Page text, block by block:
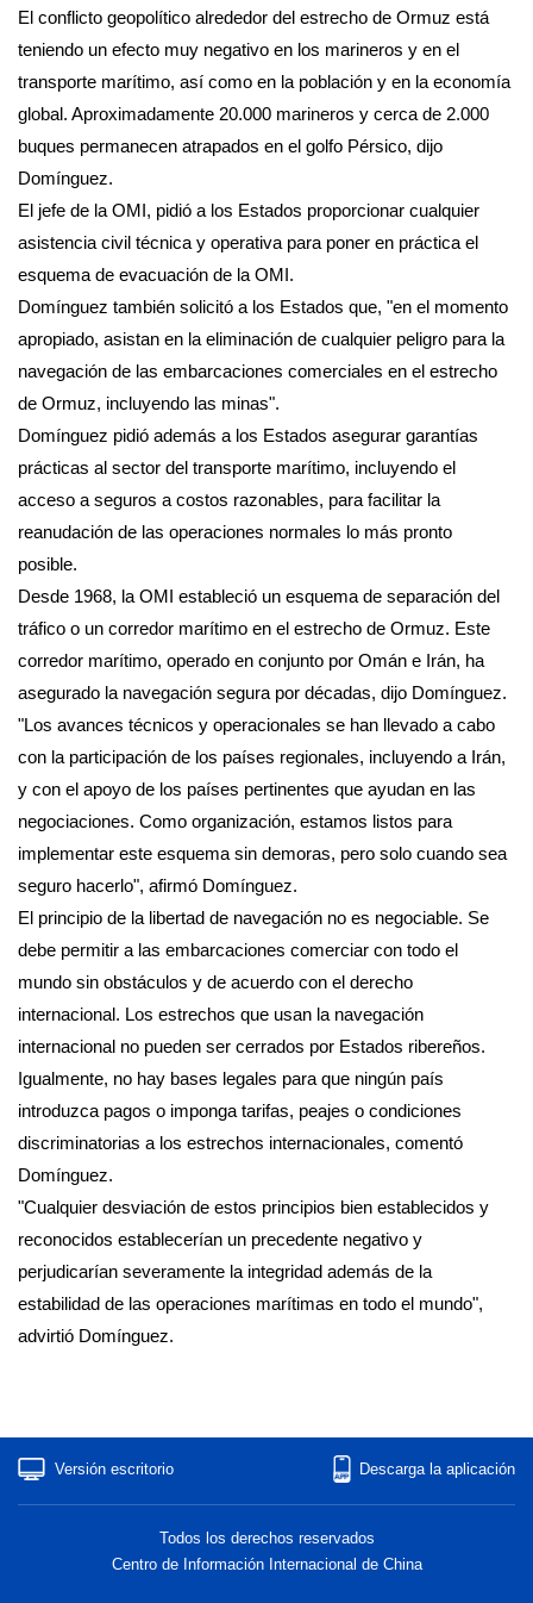
El conflicto geopolítico alrededor del estrecho de Ormuz está
teniendo un efecto muy negativo en los marineros y en el
transporte marítimo, así como en la población y en la economía
global. Aproximadamente 20.000 marineros y cerca de 2.000
buques permanecen atrapados en el golfo Pérsico, dijo
Domínguez.
El jefe de la OMI, pidió a los Estados proporcionar cualquier
asistencia civil técnica y operativa para poner en práctica el
esquema de evacuación de la OMI.
Domínguez también solicitó a los Estados que, "en el momento
apropiado, asistan en la eliminación de cualquier peligro para la
navegación de las embarcaciones comerciales en el estrecho
de Ormuz, incluyendo las minas".
Domínguez pidió además a los Estados asegurar garantías
prácticas al sector del transporte marítimo, incluyendo el
acceso a seguros a costos razonables, para facilitar la
reanudación de las operaciones normales lo más pronto
posible.
Desde 1968, la OMI estableció un esquema de separación del
tráfico o un corredor marítimo en el estrecho de Ormuz. Este
corredor marítimo, operado en conjunto por Omán e Irán, ha
asegurado la navegación segura por décadas, dijo Domínguez.
"Los avances técnicos y operacionales se han llevado a cabo
con la participación de los países regionales, incluyendo a Irán,
y con el apoyo de los países pertinentes que ayudan en las
negociaciones. Como organización, estamos listos para
implementar este esquema sin demoras, pero solo cuando sea
seguro hacerlo", afirmó Domínguez.
El principio de la libertad de navegación no es negociable. Se
debe permitir a las embarcaciones comerciar con todo el
mundo sin obstáculos y de acuerdo con el derecho
internacional. Los estrechos que usan la navegación
internacional no pueden ser cerrados por Estados ribereños.
Igualmente, no hay bases legales para que ningún país
introduzca pagos o imponga tarifas, peajes o condiciones
discriminatorias a los estrechos internacionales, comentó
Domínguez.
"Cualquier desviación de estos principios bien establecidos y
reconocidos establecerían un precedente negativo y
perjudicarían severamente la integridad además de la
estabilidad de las operaciones marítimas en todo el mundo",
advirtió Domínguez.
Versión escritorio Descarga la aplicación
Todos los derechos reservados
Centro de Información Internacional de China